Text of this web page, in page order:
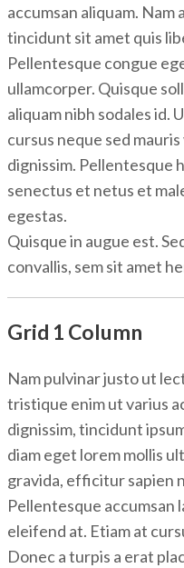
accumsan aliquam.
tincidunt sit amet quis
Pellentesque congue
ullamcorper. Quisque
aliquam nibh sodales id.
cursus neque sed
dignissim. Pellentesque
senectus et netus et
egestas.
Quisque in augue est.
convallis, sem sit amet
Grid 1 Column
Nam pulvinar justo ut
tristique enim ut varius
dignissim, tincidunt
diam eget lorem mollis
gravida, efficitur sapien
Pellentesque accumsan
eleifend at. Etiam at
Donec a turpis a erat